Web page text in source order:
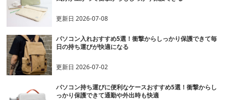
更新日2026-07-08
パソコン入れおすすめ5選！衝撃からしっかり保護できて毎
日の持ち運びが快適になる
更新日2026-07-02
パソコン持ち運びに便利なケースおすすめ5選！衝撃からし
っかり保護できて通勤や外出時も快適